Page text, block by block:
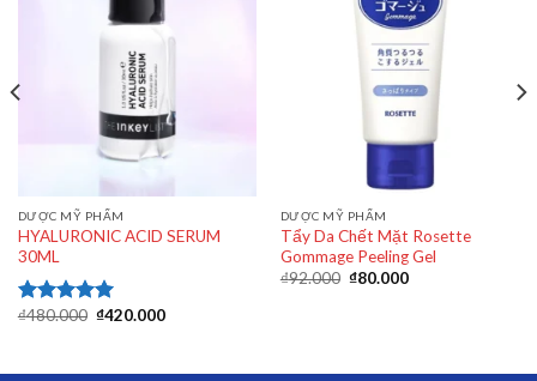
DƯỢC MỸ PHẨM
HYALURONIC ACID SERUM
30ML
Rated5.00
₫480.000 ₫420.000
DƯỢC MỸ PHẨM
Tẩy Da Chết Mặt Rosette
Gommage Peeling Gel
₫92.000 ₫80.000